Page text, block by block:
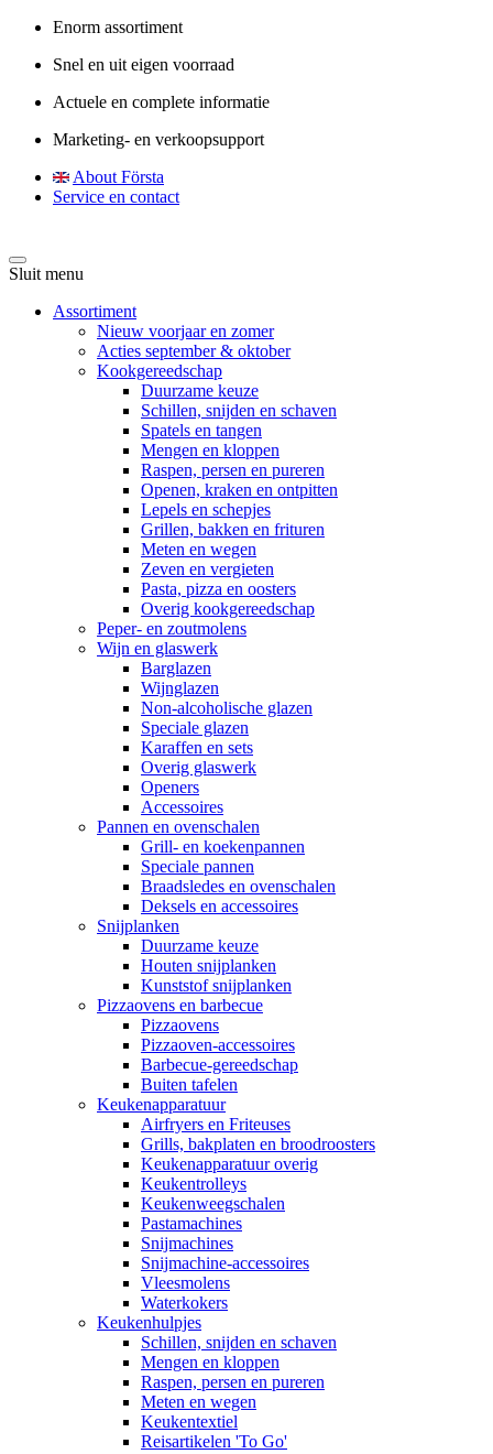
Enorm assortiment
Snel en uit eigen voorraad
Actuele en complete informatie
Marketing- en verkoopsupport
About Första
Service en contact
Sluit menu
Assortiment
Nieuw voorjaar en zomer
Acties september & oktober
Kookgereedschap
Duurzame keuze
Schillen, snijden en schaven
Spatels en tangen
Mengen en kloppen
Raspen, persen en pureren
Openen, kraken en ontpitten
Lepels en schepjes
Grillen, bakken en frituren
Meten en wegen
Zeven en vergieten
Pasta, pizza en oosters
Overig kookgereedschap
Peper- en zoutmolens
Wijn en glaswerk
Barglazen
Wijnglazen
Non-alcoholische glazen
Speciale glazen
Karaffen en sets
Overig glaswerk
Openers
Accessoires
Pannen en ovenschalen
Grill- en koekenpannen
Speciale pannen
Braadsledes en ovenschalen
Deksels en accessoires
Snijplanken
Duurzame keuze
Houten snijplanken
Kunststof snijplanken
Pizzaovens en barbecue
Pizzaovens
Pizzaoven-accessoires
Barbecue-gereedschap
Buiten tafelen
Keukenapparatuur
Airfryers en Friteuses
Grills, bakplaten en broodroosters
Keukenapparatuur overig
Keukentrolleys
Keukenweegschalen
Pastamachines
Snijmachines
Snijmachine-accessoires
Vleesmolens
Waterkokers
Keukenhulpjes
Schillen, snijden en schaven
Mengen en kloppen
Raspen, persen en pureren
Meten en wegen
Keukentextiel
Reisartikelen 'To Go'